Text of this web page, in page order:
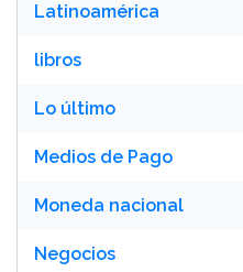
Latinoamérica
libros
Lo último
Medios de Pago
Moneda nacional
Negocios